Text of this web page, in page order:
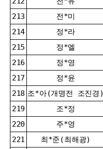
213
전*미
214
정*라
215
정*엘
216
정*영
217
정*윤
218 조*아(개명전 조진경)
219
조*정
220
주*영
221
최*준(최해광)